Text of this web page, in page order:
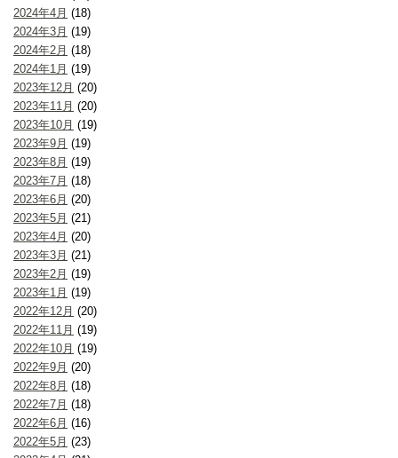
2024年4月 (18)
2024年3月 (19)
2024年2月 (18)
2024年1月 (19)
2023年12月 (20)
2023年11月 (20)
2023年10月 (19)
2023年9月 (19)
2023年8月 (19)
2023年7月 (18)
2023年6月 (20)
2023年5月 (21)
2023年4月 (20)
2023年3月 (21)
2023年2月 (19)
2023年1月 (19)
2022年12月 (20)
2022年11月 (19)
2022年10月 (19)
2022年9月 (20)
2022年8月 (18)
2022年7月 (18)
2022年6月 (16)
2022年5月 (23)